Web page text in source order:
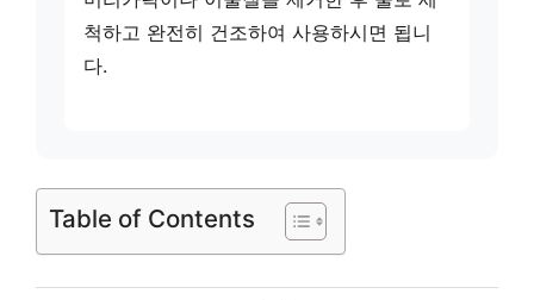
척하고 완전히 건조하여 사용하시면 됩니
다.
Table of Contents